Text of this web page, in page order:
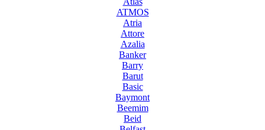
ATMOS
Atria
Attore
Azalia
Banker
Barry
Barut
Basic
Baymont
Beemim
Beid